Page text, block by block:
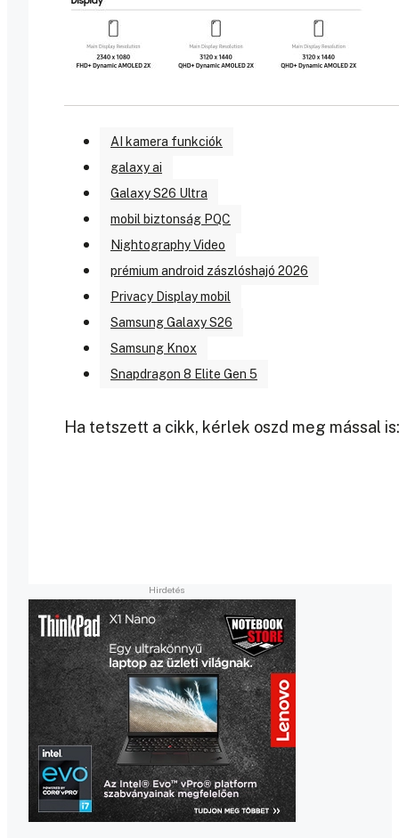
AI kamera funkciók
galaxy ai
Galaxy S26 Ultra
mobil biztonság PQC
Nightography Video
prémium android zászlóshajó 2026
Privacy Display mobil
Samsung Galaxy S26
Samsung Knox
Snapdragon 8 Elite Gen 5
Ha tetszett a cikk, kérlek oszd meg mással is: